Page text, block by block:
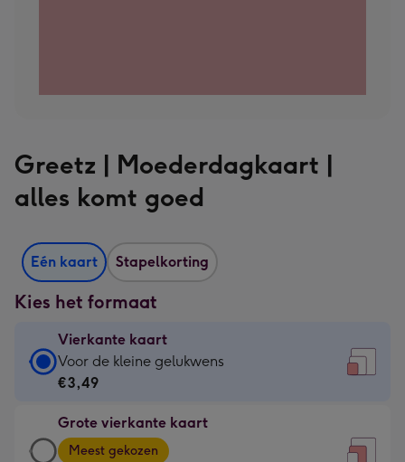
Greetz | Moederdagkaart |
alles komt goed
Eén kaart Stapelkorting
Kies het formaat
Vierkante kaart
Vierkante
kaart
€3,49
-
Voor de kleine gelukwens
€3,49
Grote vierkante kaart
Grote
Meest gekozen